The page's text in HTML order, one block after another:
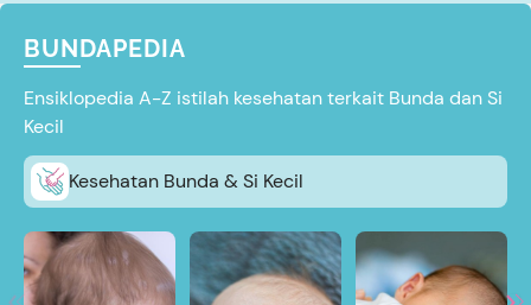
BUNDAPEDIA
Ensiklopedia A-Z istilah kesehatan terkait Bunda dan Si
Kecil
Kesehatan Bunda & Si Kecil